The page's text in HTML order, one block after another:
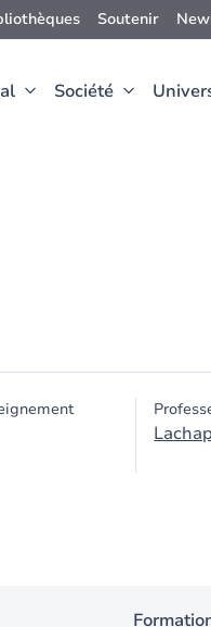
Soutenir
Société